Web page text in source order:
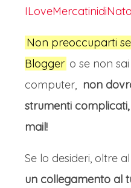
Non preoccuparti
Blogger o se non
computer, non
strumenti
mail!
Se lo desideri, oltre
un collegamento al